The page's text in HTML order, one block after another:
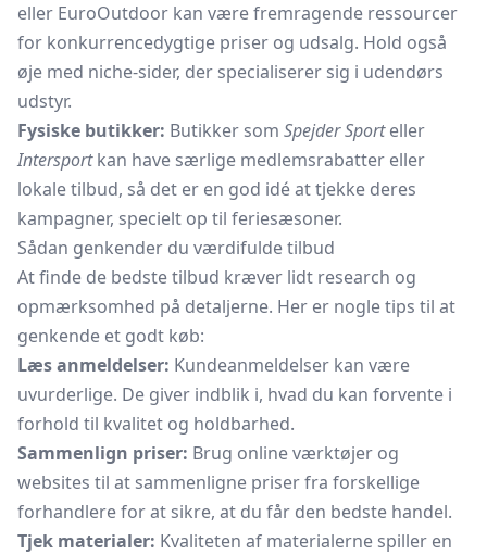
eller EuroOutdoor kan være fremragende ressourcer
for konkurrencedygtige priser og udsalg. Hold også
øje med niche-sider, der specialiserer sig i udendørs
udstyr.
Fysiske butikker: Butikker som Spejder Sporteller
Intersportkan have særlige medlemsrabatter eller
lokale tilbud, så det er en god idé at tjekke deres
kampagner, specielt op til feriesæsoner.
Sådan genkender du værdifulde tilbud
At finde de bedste tilbud kræver lidt research og
opmærksomhed på detaljerne. Her er nogle tips til at
genkende et godt køb:
Læs anmeldelser: Kundeanmeldelser kan være
uvurderlige. De giver indblik i, hvad du kan forvente i
forhold til kvalitet og holdbarhed.
Sammenlign priser: Brug online værktøjer og
websites til at sammenligne priser fra forskellige
forhandlere for at sikre, at du får den bedste handel.
Tjek materialer: Kvaliteten af materialerne spiller en